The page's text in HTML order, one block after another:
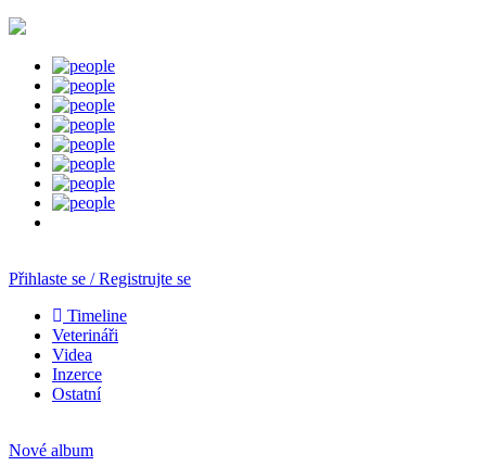
Přihlaste se / Registrujte se
Timeline
Veterináři
Videa
Inzerce
Ostatní
Nové album